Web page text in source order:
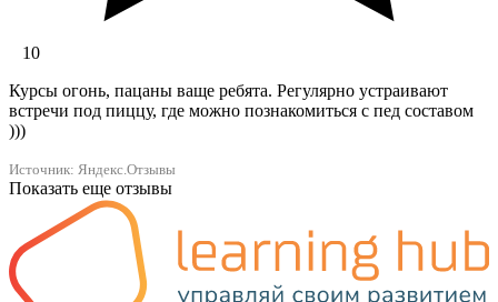
10
Курсы огонь, пацаны ваще ребята. Регулярно устраивают
встречи под пиццу, где можно познакомиться с пед составом
)))
Источник: Яндекс.Отзывы
Показать еще отзывы